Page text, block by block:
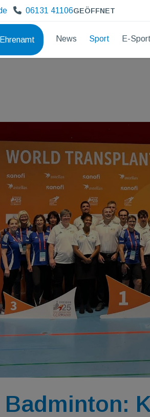
06131 41106GEÖFFNET
News Sport E-Sport
Badminton: